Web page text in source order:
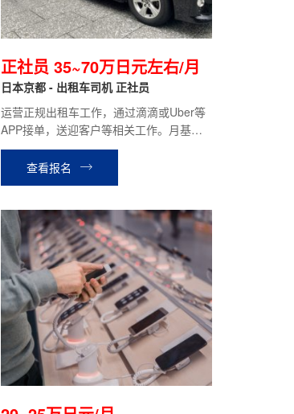
正社员 35~70万日元左右/月
日本京都 - 出租车司机 正社员
运营正规出租车工作，通过滴滴或Uber等
APP接单，送迎客户等相关工作。月基本
给19万日元，月综合收入约35~70万日元
左右（根据个人能力）
查看报名